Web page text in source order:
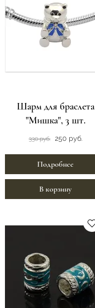
Шарм для браслета
"Мишка", 3 шт.
330 руб. 250 руб.
Подробнее
В корзину